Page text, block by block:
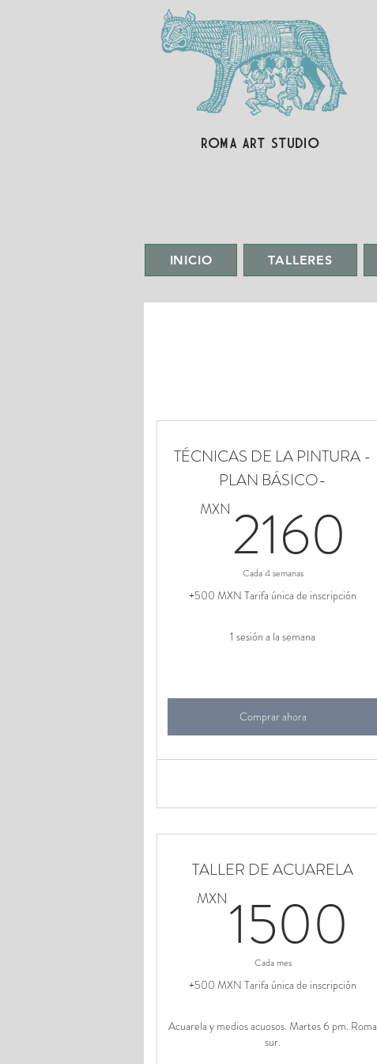
ROMA ART STUDIO
INICIO TALLERES
TÉCNICAS DE LA PINTURA -
PLAN BÁSICO-
MXN 2160
Cada 4 semanas
+500 MXN Tarifa única de inscripción
1 sesión a la semana
Comprar ahora
TALLER DE ACUARELA
MXN1500
Cada mes
+500 MXN Tarifa única de inscripción
Acuarela y medios acuosos. Martes 6 pm. Roma
sur.